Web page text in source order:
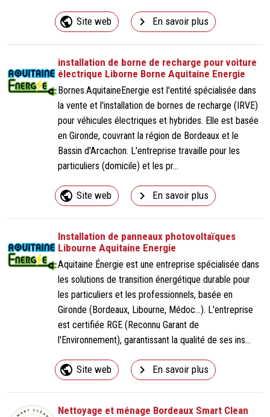
public Site web navigate_next En savoir plus
installation de borne de recharge pour voiture
électrique Liborne Borne Aquitaine Energie
Bornes.AquitaineEnergie est l'entité spécialisée dans
la vente et l'installation de bornes de recharge (IRVE)
pour véhicules électriques et hybrides. Elle est basée
en Gironde, couvrant la région de Bordeaux et le
Bassin d'Arcachon. L'entreprise travaille pour les
particuliers (domicile) et les pr...
public Site web navigate_next En savoir plus
Installation de panneaux photovoltaïques
Libourne Aquitaine Energie
Aquitaine Énergie est une entreprise spécialisée dans
les solutions de transition énergétique durable pour
les particuliers et les professionnels, basée en
Gironde (Bordeaux, Libourne, Médoc...). L'entreprise
est certifiée RGE (Reconnu Garant de
l'Environnement), garantissant la qualité de ses ins...
public Site web navigate_next En savoir plus
Nettoyage et ménage Bordeaux Smart Clean